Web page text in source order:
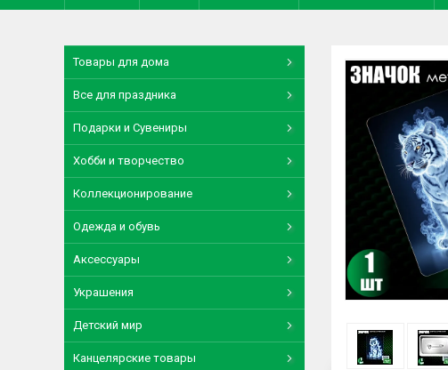
Товары для дома
Все для праздника
Подарки и Сувениры
Хобби и творчество
Коллекционирование
Одежда и обувь
Аксессуары
Украшения
Детский мир
Канцелярские товары